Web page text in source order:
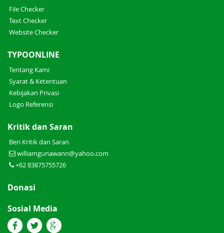
File Checker
Text Checker
Website Checker
TYPOONLINE
Tentang Kami
Syarat & Ketentuan
Kebijakan Privasi
Logo Referensi
Kritik dan Saran
Beri Kritik dan Saran
williamgunawann@yahoo.com
+62 83875755726
Donasi
Sosial Media